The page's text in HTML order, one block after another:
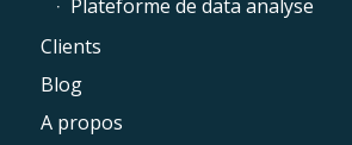
Plateforme de data analyse
Clients
Blog
A propos